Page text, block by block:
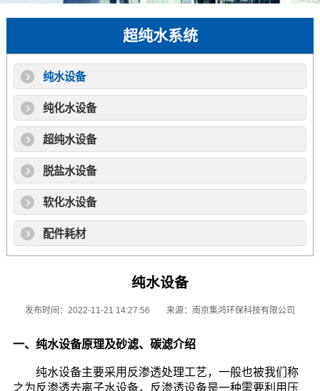
超纯水系统
纯水设备
纯化水设备
超纯水设备
脱盐水设备
软化水设备
配件耗材
纯水设备
发布时间：2022-11-21 14:27:56 来源：南京集鸿环保科技有限公司
一、纯水设备原理及砂滤、碳滤介绍
纯水设备主要采用反渗透处理工艺，一般也被我们称
之为反渗透去离子水设备，反渗透设备是一种需要利用压